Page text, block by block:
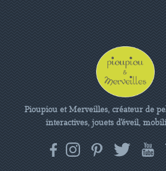
Pioupiou et Merveilles, créateur de
interactives, jouets d'éveil,